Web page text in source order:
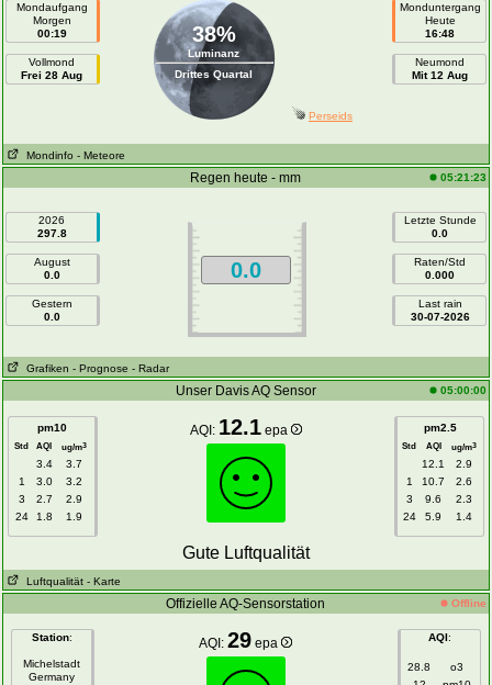
Mondaufgang
Morgen
00:19
Vollmond
Frei 28 Aug
38%
Luminanz
Drittes Quartal
Monduntergang
Heute
16:48
Neumond
Mit 12 Aug
Perseids
Mondinfo - Meteore
Regen heute - mm 05:21:23
2026
297.8
August
0.0
Gestern
0.0
0.0
Letzte Stunde
0.0
Raten/Std
0.000
Last rain
30-07-2026
Grafiken - Prognose - Radar
Unser Davis AQ Sensor 05:00:00
pm10
Std AQI ug/m3
3.4
3.7
1
3.0
3.2
3
2.7
2.9
24
1.8 1.9
AQI: 12.1 epa pm2.5
Std AQI ug/m3
12.1
2.9
1
10.7
2.6
3
9.6
2.3
24
5.9 1.4
Gute Luftqualität
Luftqualität - Karte
Offizielle AQ-Sensorstation Offline
Station:
Michelstadt
Germany
AQI:29 epa AQI:
28.8
o3